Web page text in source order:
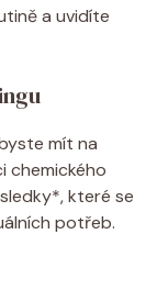
a uvidíte
​mít na
chemického
které ⁤se
potřeb.